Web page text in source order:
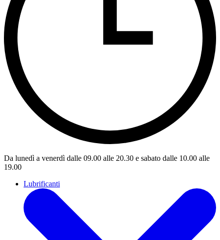
Da lunedì a venerdì dalle 09.00 alle 20.30 e sabato dalle 10.00 alle
19.00
Lubrificanti